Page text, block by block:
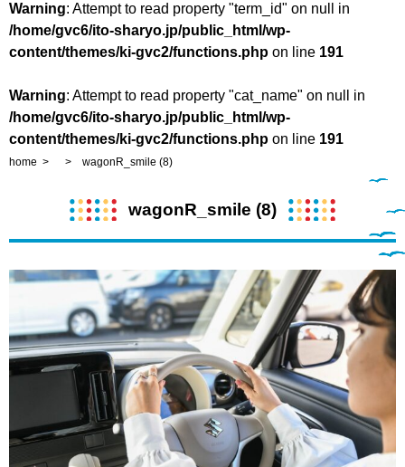
Warning: Attempt to read property "term_id" on null in
/home/gvc6/ito-sharyo.jp/public_html/wp-
content/themes/ki-gvc2/functions.php on line 191
Warning: Attempt to read property "cat_name" on null in
/home/gvc6/ito-sharyo.jp/public_html/wp-
content/themes/ki-gvc2/functions.php on line 191
home wagonR_smile (8)
wagonR_smile (8)